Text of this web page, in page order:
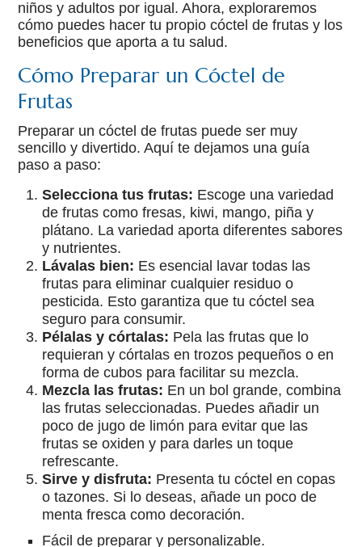
niños y adultos por igual. Ahora, exploraremos
cómo puedes hacer tu propio cóctel de frutas y los
beneficios que aporta a tu salud.
Cómo Preparar un Cóctel de
Frutas
Preparar un cóctel de frutas puede ser muy
sencillo y divertido. Aquí te dejamos una guía
paso a paso:
Selecciona tus frutas: Escoge una variedad
de frutas como fresas, kiwi, mango, piña y
plátano. La variedad aporta diferentes sabores
y nutrientes.
Lávalas bien: Es esencial lavar todas las
frutas para eliminar cualquier residuo o
pesticida. Esto garantiza que tu cóctel sea
seguro para consumir.
Pélalas y córtalas: Pela las frutas que lo
requieran y córtalas en trozos pequeños o en
forma de cubos para facilitar su mezcla.
Mezcla las frutas: En un bol grande, combina
las frutas seleccionadas. Puedes añadir un
poco de jugo de limón para evitar que las
frutas se oxiden y para darles un toque
refrescante.
Sirve y disfruta: Presenta tu cóctel en copas
o tazones. Si lo deseas, añade un poco de
menta fresca como decoración.
Fácil de preparar y personalizable.